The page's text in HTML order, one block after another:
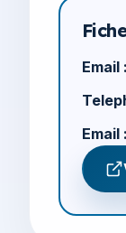
Email :
Email :